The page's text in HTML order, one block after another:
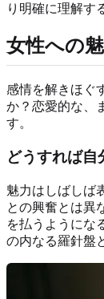
り明確に理解す
女性への
感情を解きほぐ
か？恋愛的な、
す。
どうすれば
魅力はしばしば
との興奮とは異
を払うようにな
の内なる羅針盤